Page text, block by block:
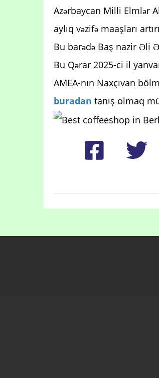
Azərbaycan Milli Elmlər
aylıq vəzifə maaşları
Bu barədə Baş nazir Əli
Bu Qərar 2025-ci il
AMEA-nın Naxçıvan
buradan tanış olmaq